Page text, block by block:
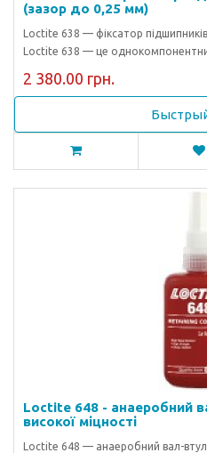
(зазор до 0,25 мм)
Loctite 638 — фіксатор
Loctite 638 — це
2 380.00 грн.
Loctite 648 - анаеробний
високої міцності
Loctite 648 — анаеробний вал-